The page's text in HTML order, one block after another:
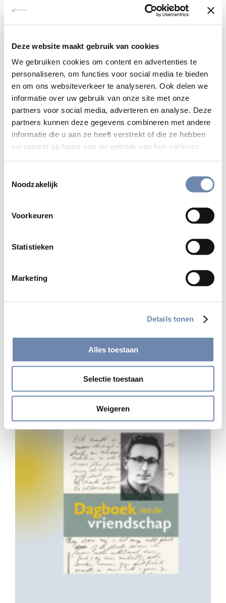
Deze website maakt gebruik van cookies
We gebruiken cookies om content en advertenties te
personaliseren, om functies voor social media te bieden
en om ons websiteverkeer te analyseren. Ook delen we
informatie over uw gebruik van onze site met onze
partners voor social media, adverteren en analyse. Deze
partners kunnen deze gegevens combineren met andere
informatie die u aan ze heeft verstrekt of die ze hebben
verzameld op basis van uw gebruik van hun services.
Noodzakelijk
Voorkeuren
Statistieken
Marketing
Details tonen
Alles toestaan
Selectie toestaan
Weigeren
sympathisanten van de jezuïeten in Nederland en